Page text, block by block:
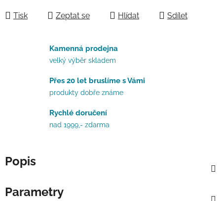
Tisk
Zeptat se Hlídat Sdílet
Kamenná prodejna
velký výběr skladem
Přes 20 let bruslíme s Vámi
produkty dobře známe
Rychlé doručení
nad 1999,- zdarma
Popis
Parametry